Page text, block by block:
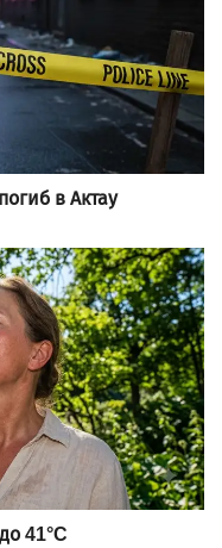
в Актау
41°C